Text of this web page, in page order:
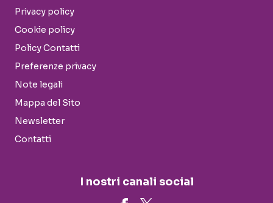
Privacy policy
Cookie policy
Policy Contatti
Preferenze privacy
Note legali
Mappa del Sito
Newsletter
Contatti
I nostri canali social